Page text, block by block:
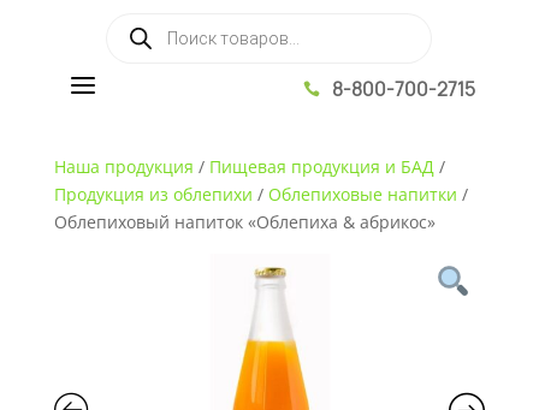
a  8-800-700-2715
Наша продукция / Пищевая продукция и БАД/
Продукция из облепихи / Облепиховые напитки /
Облепиховый напиток «Облепиха & абрикос»